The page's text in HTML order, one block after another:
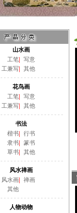
山水画
工笔|
写意
工兼写| 其他
花鸟画
工笔|
写意
工兼写| 其他
书法
楷书
行书
隶书
篆书
草书
其他
风水禅画
风水画|
禅画
其他
人物动物